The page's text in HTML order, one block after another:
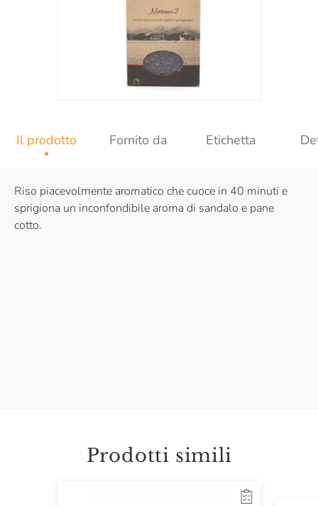
Il prodotto Fornito da Etichetta
Riso piacevolmente aromatico che cuoce in 40 minuti e
sprigiona un inconfondibile aroma di sandalo e pane
cotto.
Prodotti simili